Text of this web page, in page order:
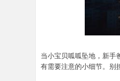
当小宝贝呱呱坠地，新手
有需要注意的小细节。别